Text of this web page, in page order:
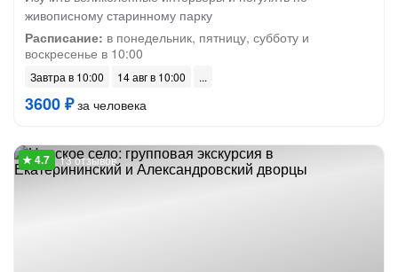
живописному старинному парку
Расписание: в понедельник, пятницу, субботу и
воскресенье в 10:00
Завтра в 10:00 14 авг в 10:00
3600 ₽за человека
13 отзывов